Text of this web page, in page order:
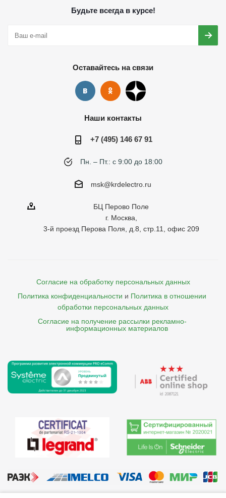
Будьте всегда в курсе!
Оставайтесь на связи
Наши контакты
+7 (495) 146 67 91
Пн. – Пт.: с 9:00 до 18:00
msk@krdelectro.ru
БЦ Перово Поле
г. Москва,
3-й проезд Перова Поля, д.8, стр.11, офис 209
Согласие на обработку персональных данных
Политика конфиденциальности и Политика в отношении
обработки персональных данных
Согласие на получение рассылки рекламно-
    информационных материалов